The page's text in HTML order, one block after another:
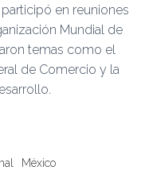
en reuniones
Mundial de
temas como el
de Comercio y la
México